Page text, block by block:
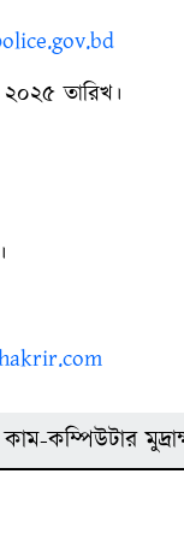
২০২৫ তারিখ।
কম্পিউটার